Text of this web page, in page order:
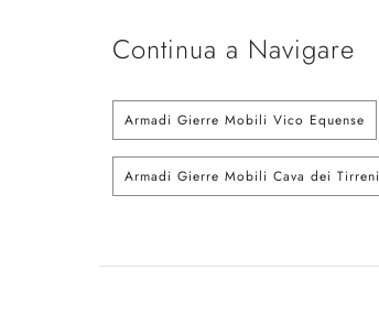
Continua a Navigare
Armadi Gierre Mobili Vico Equense
Armadi Gierre Mobili Cava dei Tirreni